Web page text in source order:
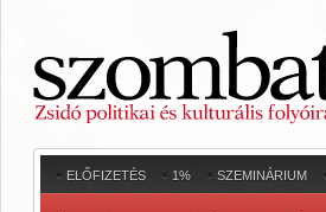
ELŐFIZETÉS 1% SZEMINÁRIUM